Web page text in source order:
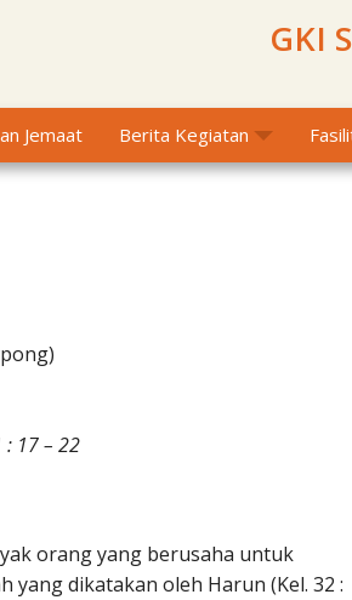
GKI
Jemaat Berita Kegiatan
: 17 – 22
orang yang berusaha untuk
yang dikatakan oleh Harun (Kel. 32 :